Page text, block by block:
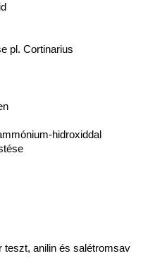
pl. Cortinarius
hidroxiddal
teszt, anilin és salétromsav